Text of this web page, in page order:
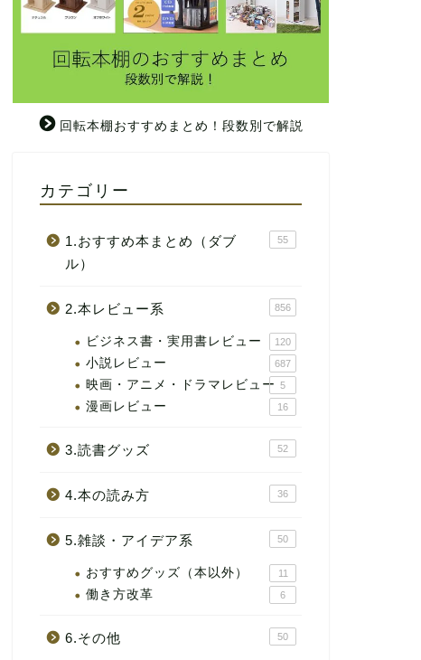
回転本棚おすすめまとめ！段数別で解説
カテゴリー
1.おすすめ本まとめ（ダブ
ル）
55
2.本レビュー系 856
ビジネス書・実用書レビュー 120
小説レビュー 687
映画・アニメ・ドラマレビュー 5
漫画レビュー 16
3.読書グッズ 52
4.本の読み方 36
5.雑談・アイデア系 50
おすすめグッズ（本以外） 11
働き方改革 6
6.その他 50